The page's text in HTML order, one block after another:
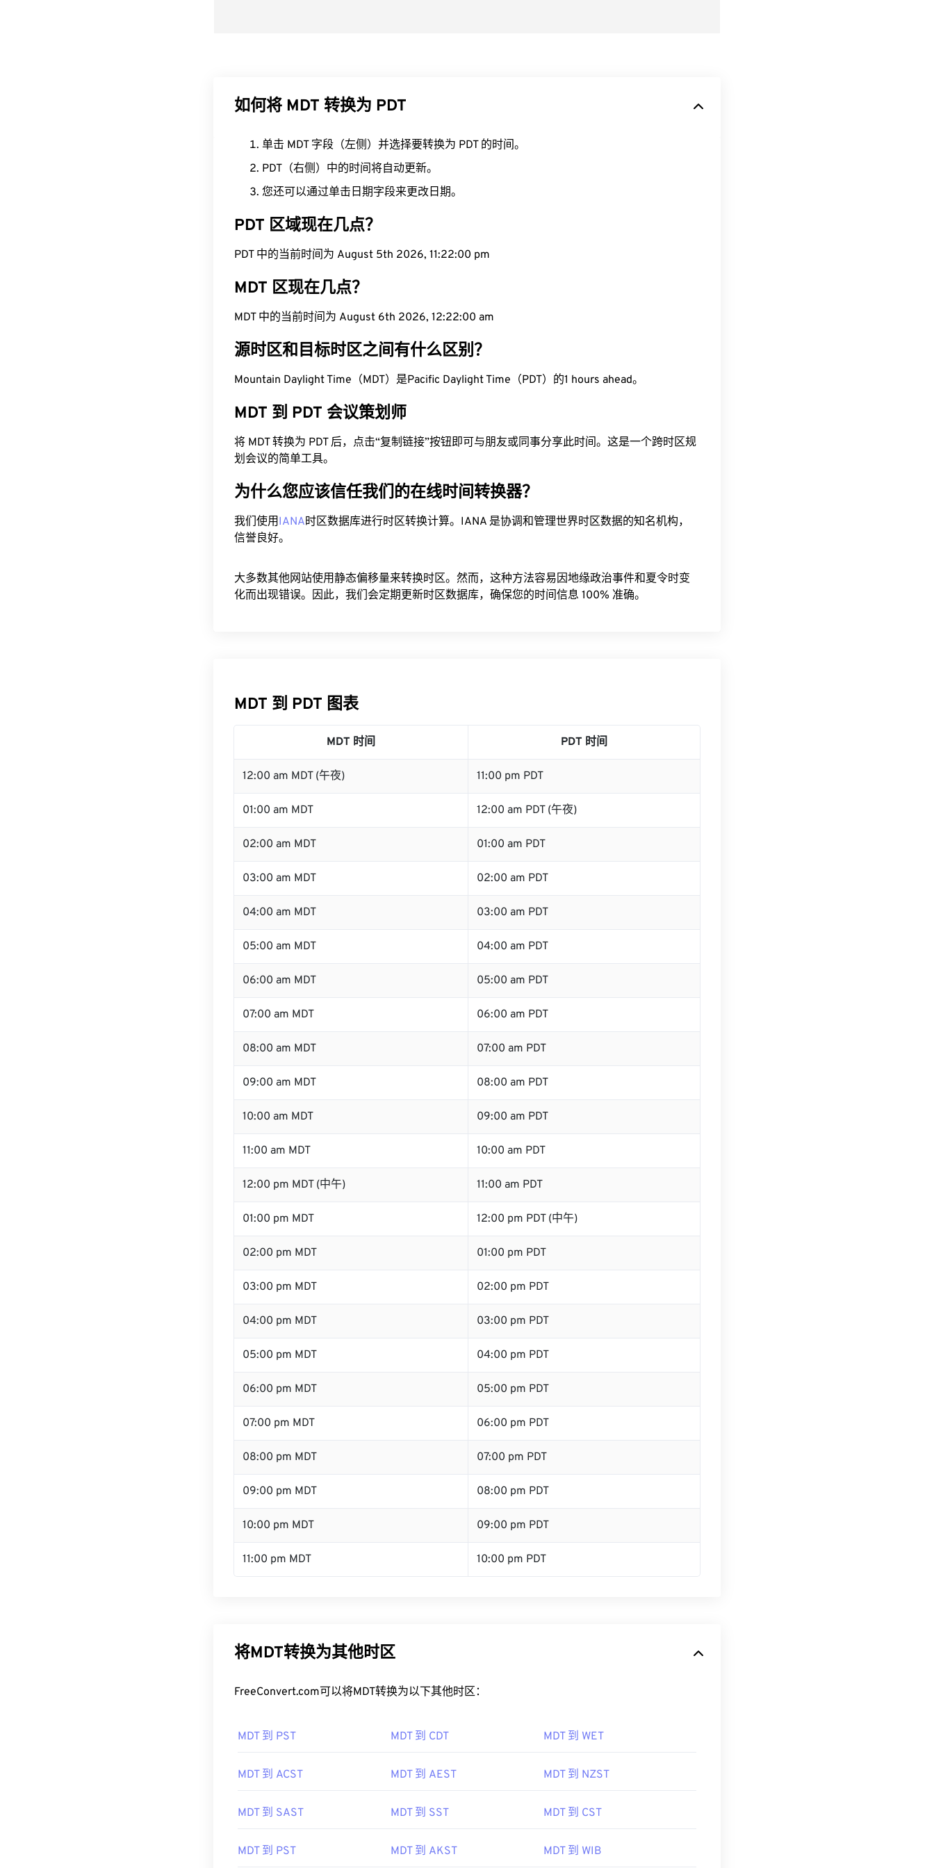
如何将 MDT 转换为 PDT
单击 MDT 字段（左侧）并选择要转换为 PDT 的时间。
PDT（右侧）中的时间将自动更新。
您还可以通过单击日期字段来更改日期。
PDT 区域现在几点？
PDT 中的当前时间为 August 5th 2026, 11:22:00 pm
MDT 区现在几点？
MDT 中的当前时间为 August 6th 2026, 12:22:00 am
源时区和目标时区之间有什么区别？
Mountain Daylight Time（MDT）是Pacific Daylight Time（PDT）的1 hours ahead。
MDT 到 PDT 会议策划师
将 MDT 转换为 PDT 后，点击“复制链接”按钮即可与朋友或同事分享此时间。这是一个跨时区规
划会议的简单工具。
为什么您应该信任我们的在线时间转换器？
我们使用IANA时区数据库进行时区转换计算。IANA 是协调和管理世界时区数据的知名机构，
信誉良好。
大多数其他网站使用静态偏移量来转换时区。然而，这种方法容易因地缘政治事件和夏令时变
化而出现错误。因此，我们会定期更新时区数据库，确保您的时间信息 100% 准确。
MDT 到 PDT 图表
MDT 时间 PDT 时间
12:00 am MDT (午夜) 11:00 pm PDT
01:00 am MDT 12:00 am PDT (午夜)
02:00 am MDT 01:00 am PDT
03:00 am MDT 02:00 am PDT
04:00 am MDT 03:00 am PDT
05:00 am MDT 04:00 am PDT
06:00 am MDT 05:00 am PDT
07:00 am MDT 06:00 am PDT
08:00 am MDT 07:00 am PDT
09:00 am MDT 08:00 am PDT
10:00 am MDT 09:00 am PDT
11:00 am MDT 10:00 am PDT
12:00 pm MDT (中午) 11:00 am PDT
01:00 pm MDT 12:00 pm PDT (中午)
02:00 pm MDT 01:00 pm PDT
03:00 pm MDT 02:00 pm PDT
04:00 pm MDT 03:00 pm PDT
05:00 pm MDT 04:00 pm PDT
06:00 pm MDT 05:00 pm PDT
07:00 pm MDT 06:00 pm PDT
08:00 pm MDT 07:00 pm PDT
09:00 pm MDT 08:00 pm PDT
10:00 pm MDT 09:00 pm PDT
11:00 pm MDT 10:00 pm PDT
将MDT转换为其他时区
FreeConvert.com可以将MDT转换为以下其他时区：
MDT 到 PST MDT 到 CDT MDT 到 WET
MDT 到 ACST MDT 到 AEST MDT 到 NZST
MDT 到 SAST MDT 到 SST MDT 到 CST
MDT 到 PST MDT 到 AKST MDT 到 WIB